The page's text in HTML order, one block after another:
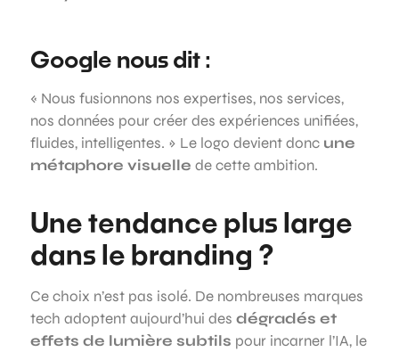
Google nous dit :
« Nous fusionnons nos expertises, nos services,
nos données pour créer des expériences unifiées,
fluides, intelligentes. » Le logo devient donc une
métaphore visuelle de cette ambition.
Une tendance plus large
dans le branding ?
Ce choix n’est pas isolé. De nombreuses marques
tech adoptent aujourd’hui des dégradés et
effets de lumière subtils pour incarner l’IA, le